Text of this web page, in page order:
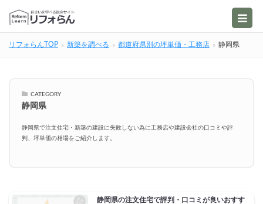
リフォらんTOP 新築を調べる 都道府県別の坪単価・工務店 静岡県
CATEGORY
静岡県
静岡県で注文住宅・新築の建設に失敗しない為に工務店や建設会社の口コミや評
判、坪単価の相場をご紹介します。
静岡県の注文住宅で評判・口コミが良いおすす